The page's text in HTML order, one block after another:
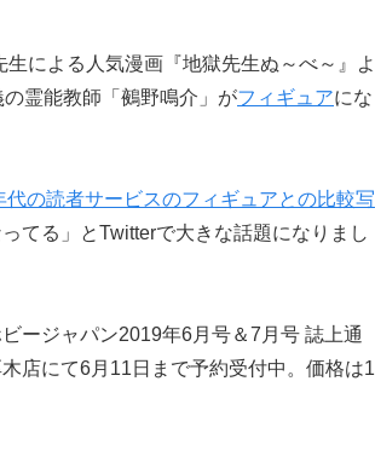
による人気漫画『地獄先生ぬ～べ～』よ
霊能教師「鵺野鳴介」がフィギュアにな
の読者サービスのフィギュアとの比較写
てる」とTwitterで大きな話題になりまし
ージャパン2019年6月号＆7月号 誌上通
店にて6月11日まで予約受付中。価格は1